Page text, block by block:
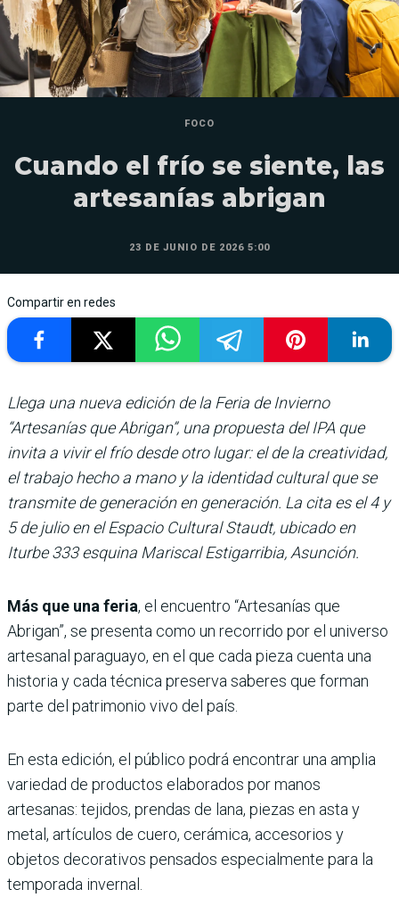
FOCO
Cuando el frío se siente, las
artesanías abrigan
23 DE JUNIO DE 2026 5:00
Compartir en redes
Llega una nueva edición de la Feria de Invierno
“Artesanías que Abrigan”, una propuesta del IPA que
invita a vivir el frío desde otro lugar: el de la creatividad,
el trabajo hecho a mano y la identidad cultural que se
transmite de generación en generación. La cita es el 4 y
5 de julio en el Espacio Cultural Staudt, ubicado en
Iturbe 333 esquina Mariscal Estigarribia, Asunción.
Más que una feria, el encuentro “Artesanías que
Abrigan”, se presenta como un recorrido por el universo
artesanal paraguayo, en el que cada pieza cuenta una
historia y cada técnica preserva saberes que forman
parte del patrimonio vivo del país.
En esta edición, el público podrá encontrar una amplia
variedad de productos elaborados por manos
artesanas: tejidos, prendas de lana, piezas en asta y
metal, artículos de cuero, cerámica, accesorios y
objetos decorativos pensados especialmente para la
temporada invernal.